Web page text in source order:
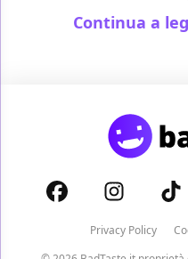
Continua a
Privacy Policy